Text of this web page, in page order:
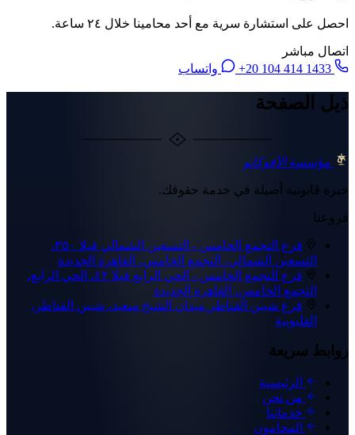
احصل على استشارة سرية مع أحد محامينا خلال ٢٤ ساعة.
اتصال مباشر
+20 104 414 1433
واتساب
ذيل الصفحة
مؤسسةالأفوكاتو
خبرة قانونية أصيلة في خدمة حقوقك.
فروعنا
فرع التجمع الخامس - التسعين الشمالي
فيلا ٣٥٠،
التسعين الشمالي، التجمع الخامس، القاهرة الجديدة
فرع التجمع الخامس - الحي الرابع
فيلا ٤٢، الحي الرابع،
التجمع الخامس، القاهرة الجديدة
فرع شبين القناطر ميدان الشيخ سعيد، شبين القناطر،
القليوبية
روابط سريعة
الرئيسية
من نحن
خدماتنا
المحامون